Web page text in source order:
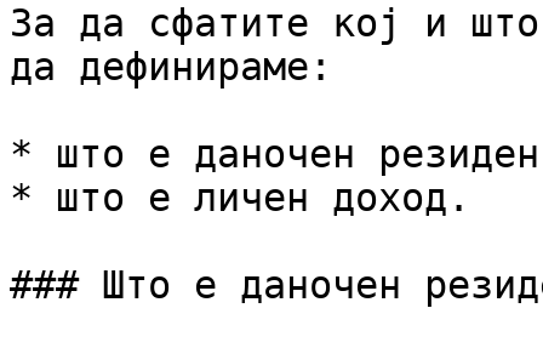
За да сфатите кој и
да дефинираме:
* што е даночен
* што е личен доход.
### Што е даночен